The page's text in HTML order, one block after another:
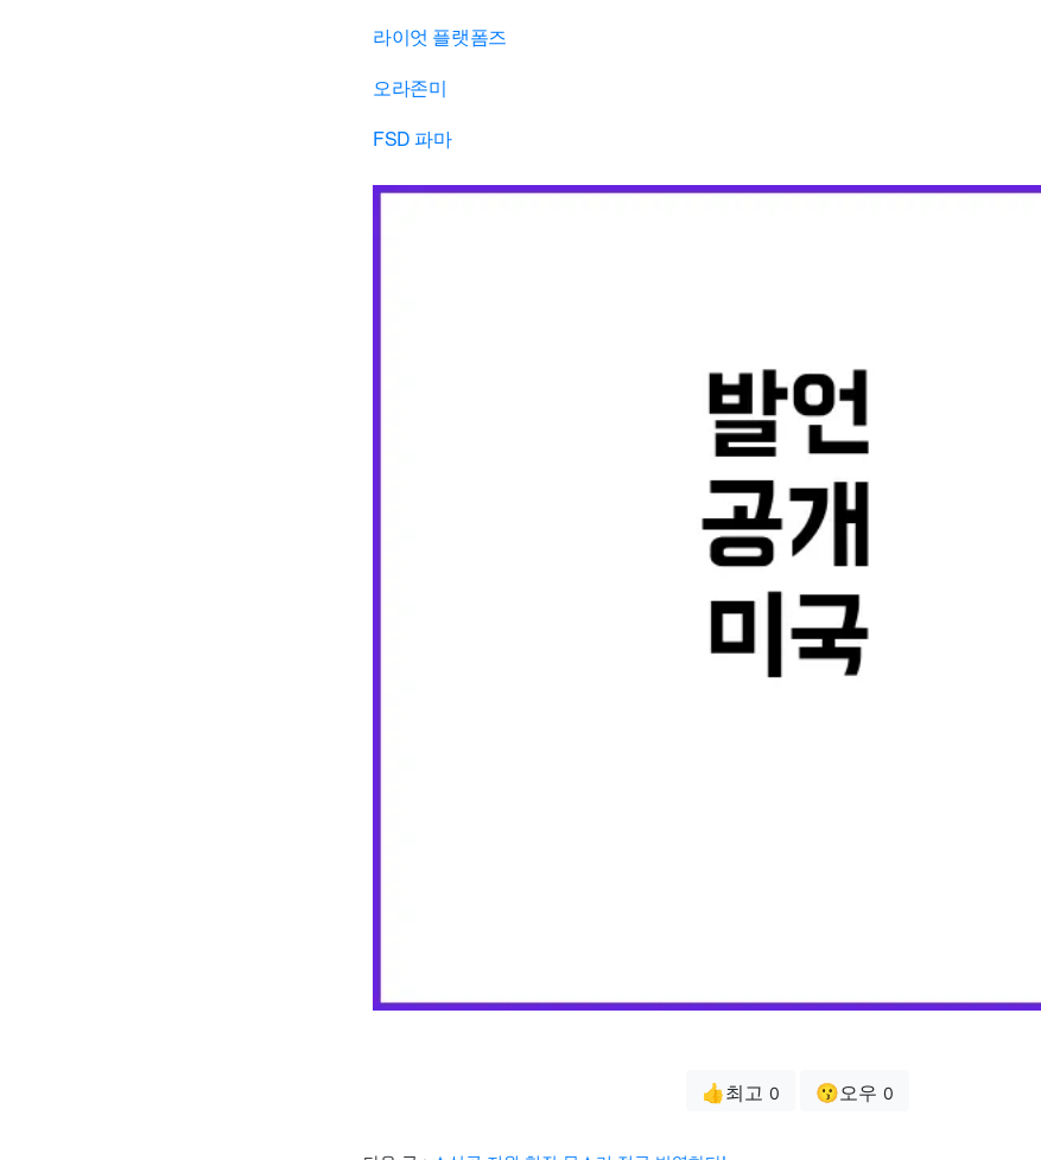
라이엇 플랫폼즈
오라존미
FSD 파마
👍최고 0 😗오우 0